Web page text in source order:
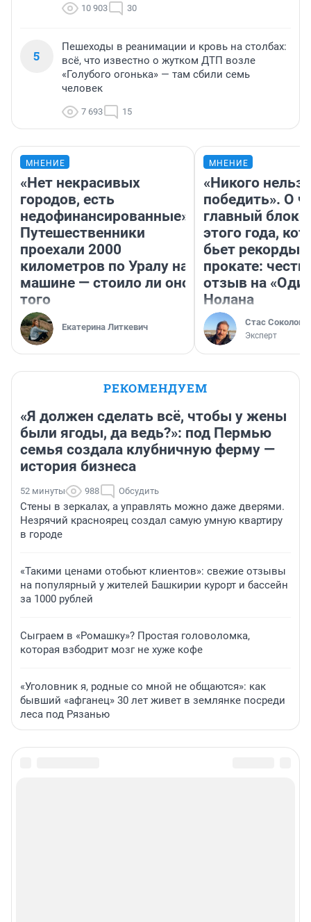
10 903 30
5
Пешеходы в реанимации и кровь на столбах:
всё, что известно о жутком ДТП возле
«Голубого огонька» — там сбили семь
человек
7 693 15
МНЕНИЕ
«Нет некрасивых
городов, есть
недофинансированные».
Путешественники
проехали 2000
километров по Уралу на
машине — стоило ли оно
того
Екатерина Литкевич
МНЕНИЕ
«Никого нельзя
победить». О
главный
этого года,
бьет рекорды в
прокате:
отзыв на
Нолана
Стас Соколов
Эксперт
РЕКОМЕНДУЕМ
«Я должен сделать всё, чтобы у жены
были ягоды, да ведь?»: под Пермью
семья создала клубничную ферму —
история бизнеса
52 минуты 988 Обсудить
Стены в зеркалах, а управлять можно даже дверями.
Незрячий красноярец создал самую умную квартиру
в городе
«Такими ценами отобьют клиентов»: свежие отзывы
на популярный у жителей Башкирии курорт и бассейн
за 1000 рублей
Сыграем в «Ромашку»? Простая головоломка,
которая взбодрит мозг не хуже кофе
«Уголовник я, родные со мной не общаются»: как
бывший «афганец» 30 лет живет в землянке посреди
леса под Рязанью